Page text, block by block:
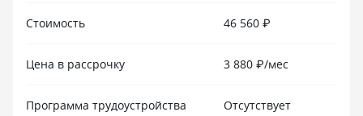
Стоимость 46 560 ₽
Цена в рассрочку 3 880 ₽/мес
Программа трудоустройства Отсутствует